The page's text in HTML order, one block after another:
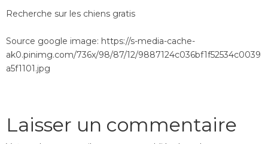
Recherche sur les chiens gratis
Source google image: https://s-media-cache-
ak0.pinimg.com/736x/98/87/12/9887124c036bf1f52534c0039
a5f1101.jpg
Laisser un commentaire